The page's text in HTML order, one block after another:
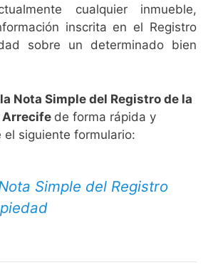
cualquier inmueble,
inscrita en el Registro
sobre un determinado bien
Nota Simple del Registro de la
Arrecife de forma rápida y
el siguiente formulario:
Simple del Registro